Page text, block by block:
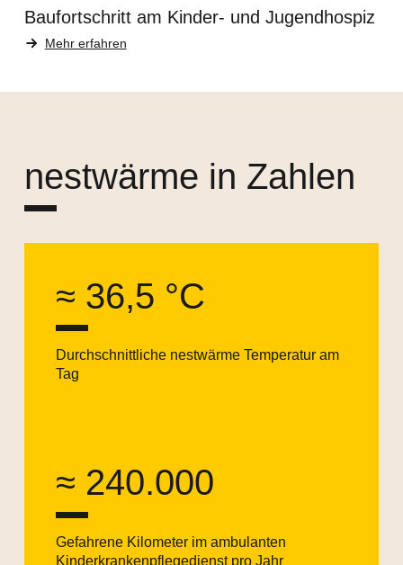
Baufortschritt am Kinder- und Jugendhospiz
Mehr erfahren
nestwärme in Zahlen
≈ 36,5 °C
Durchschnittliche nestwärme Temperatur am
Tag
≈ 240.000
Gefahrene Kilometer im ambulanten
Kinderkrankenpflegedienst pro Jahr